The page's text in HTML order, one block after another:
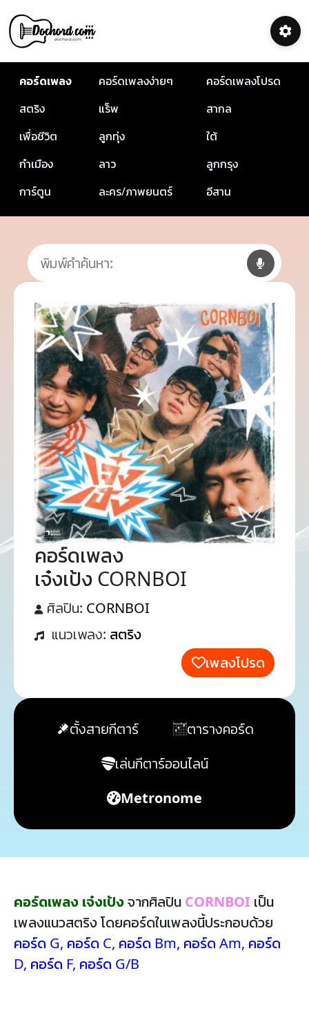
คอร์ดเพลง คอร์ดเพลงง่ายๆ
คอร์ดเพลงโปรด
สตริง
แร็พ
สากล
เพื่อชีวิต
ลูกทุ่ง
ใต้
กำเมือง
ลาว
ลูกกรุง
การ์ตูน
ละคร/ภาพยนตร์ อีสาน
คอร์ดเพลง
เจ๋งเป้ง CORNBOI
ศิลปิน: CORNBOI
แนวเพลง: สตริง
เพลงโปรด
ตั้งสายกีตาร์
ตารางคอร์ด
เล่นกีตาร์ออนไลน์
Metronome
คอร์ดเพลง เจ๋งเป้งจากศิลปิน CORNBOI เป็น
เพลงแนวสตริง โดยคอร์ดในเพลงนี้ประกอบด้วย
คอร์ด G, คอร์ด C, คอร์ด Bm, คอร์ด Am, คอร์ด
D, คอร์ด F, คอร์ด G/B